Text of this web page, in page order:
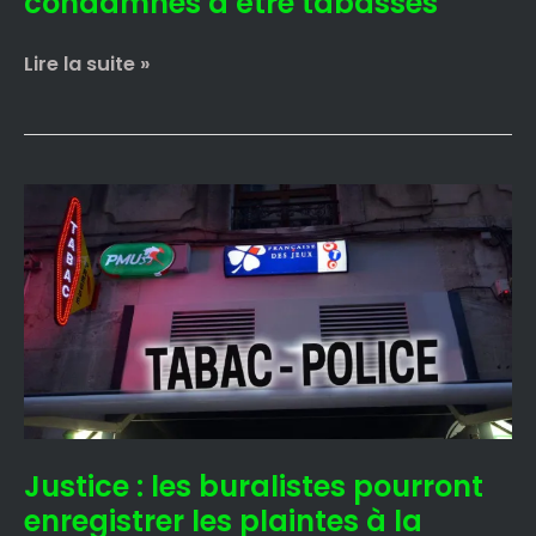
Lire la suite »
Justice : les buralistes pourront
enregistrer les plaintes à la
Justice
les
buralistes
pourront
enregistrer
plaintes
à
place
de